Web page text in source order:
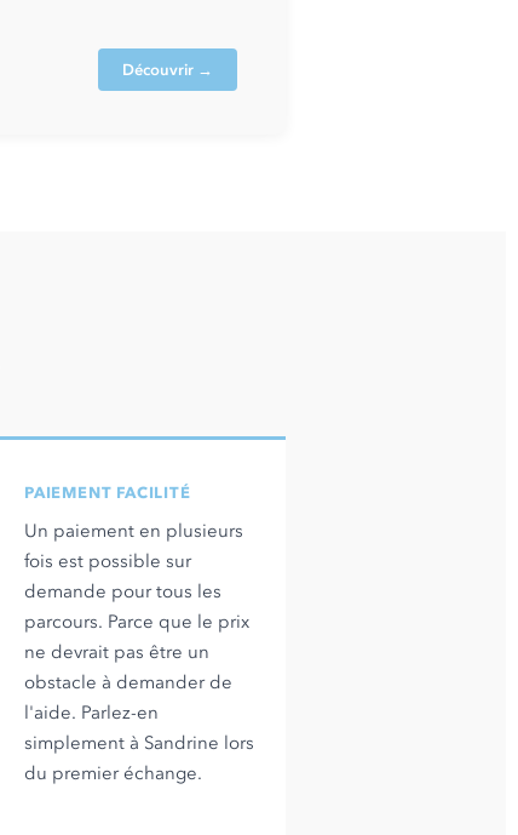
Découvrir →
PAIEMENT FACILITÉ
Un paiement en plusieurs
fois est possible sur
demande pour tous les
parcours. Parce que le prix
ne devrait pas être un
obstacle à demander de
l'aide. Parlez-en
simplement à Sandrine lors
du premier échange.